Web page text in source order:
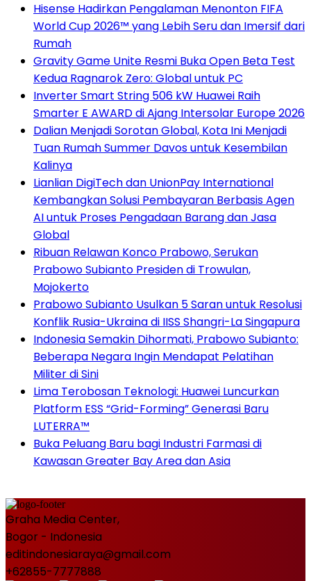
Hisense Hadirkan Pengalaman Menonton FIFA
World Cup 2026™ yang Lebih Seru dan Imersif dari
Rumah
Gravity Game Unite Resmi Buka Open Beta Test
Kedua Ragnarok Zero: Global untuk PC
Inverter Smart String 506 kW Huawei Raih
Smarter E AWARD di Ajang Intersolar Europe 2026
Dalian Menjadi Sorotan Global, Kota Ini Menjadi
Tuan Rumah Summer Davos untuk Kesembilan
Kalinya
Lianlian DigiTech dan UnionPay International
Kembangkan Solusi Pembayaran Berbasis Agen
AI untuk Proses Pengadaan Barang dan Jasa
Global
Ribuan Relawan Konco Prabowo, Serukan
Prabowo Subianto Presiden di Trowulan,
Mojokerto
Prabowo Subianto Usulkan 5 Saran untuk Resolusi
Konflik Rusia-Ukraina di IISS Shangri-La Singapura
Indonesia Semakin Dihormati, Prabowo Subianto:
Beberapa Negara Ingin Mendapat Pelatihan
Militer di Sini
Lima Terobosan Teknologi: Huawei Luncurkan
Platform ESS “Grid-Forming” Generasi Baru
LUTERRA™
Buka Peluang Baru bagi Industri Farmasi di
Kawasan Greater Bay Area dan Asia
Graha Media Center,
Bogor - Indonesia
editindonesiaraya@gmail.com
+62855-7777888